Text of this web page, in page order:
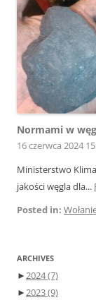
Normami w
16 czerwca 2024
Ministerstwo
jakości węgla dla...
Posted in:
ARCHIVES
►2024(7)
►2023(9)